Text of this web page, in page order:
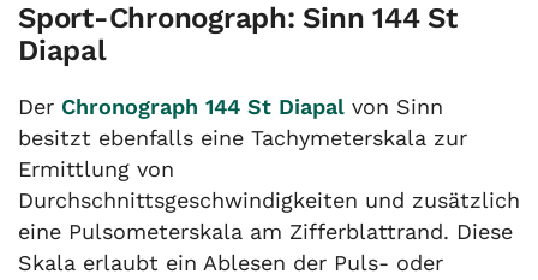
Sport-Chronograph: Sinn 144 St
Diapal
Der Chronograph 144 St Diapal von Sinn
besitzt ebenfalls eine Tachymeterskala zur
Ermittlung von
Durchschnittsgeschwindigkeiten und zusätzlich
eine Pulsometerskala am Zifferblattrand. Diese
Skala erlaubt ein Ablesen der Puls- oder